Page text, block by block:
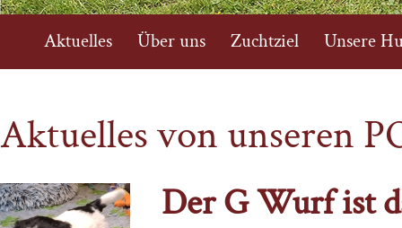
Aktuelles Über uns Zuchtziel Unsere
Aktuelles von unseren
Der G Wurf ist